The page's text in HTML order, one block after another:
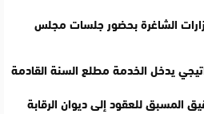
الشاغرة بحضور جلسات مجلس
يدخل الخدمة مطلع السنة القادمة
المسبق للعقود إلى ديوان الرقابة